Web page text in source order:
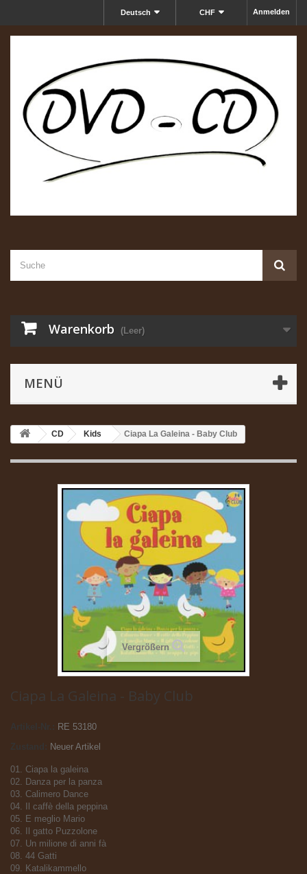
Anmelden
CHF
Deutsch
Warenkorb (Leer)
MENÜ
CD Kids Ciapa La Galeina - Baby Club
Vergrößern
Ciapa La Galeina - Baby Club
Artikel-Nr.:
RE 53180
Zustand:
Neuer Artikel
01. Ciapa la galeina
02. Danza per la panza
03. Calimero Dance
04. Il caffè della peppina
05. E meglio Mario
06. Il gatto Puzzolone
07. Un milione di anni fà
08. 44 Gatti
09. Katalikammello